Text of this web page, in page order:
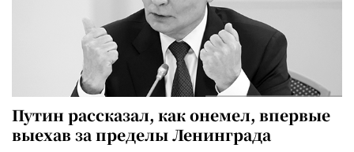
Путин рассказал, как онемел, впервые
выехав за пределы Ленинграда